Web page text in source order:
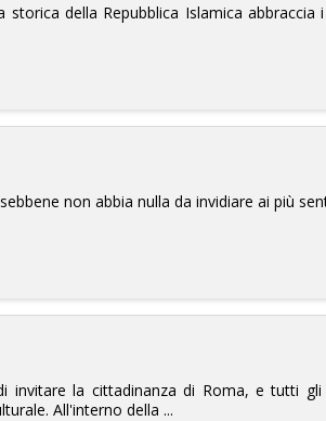
della Repubblica Islamica
non abbia nulla da invidiare ai più
la cittadinanza di Roma, e tutti
All'interno della ...